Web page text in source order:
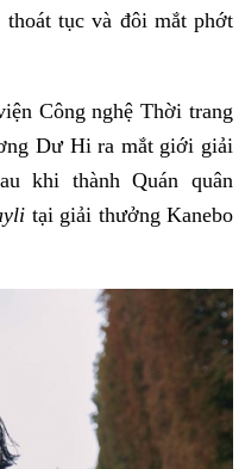
thoát tục và đôi mắt phớt
Công nghệ Thời trang
Dư Hi ra mắt giới giải
khi thành Quán quân
tại giải thưởng Kanebo